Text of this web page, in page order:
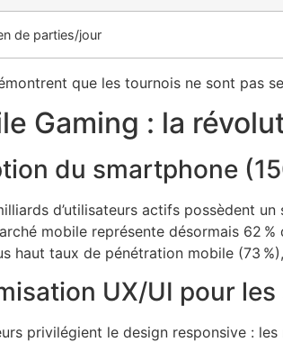
de parties/jour
que les tournois ne sont pas
Gaming : la
du smartphone
d’utilisateurs actifs possèdent
mobile représente désormais 62
haut taux de pénétration mobile (73 %),
UX/UI pour
privilégient le design responsive :